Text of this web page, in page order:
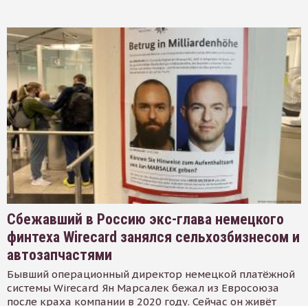
Сбежавший в Россию экс-глава немецкого
финтеха Wirecard занялся сельхозбизнесом и
автозапчастями
Бывший операционный директор немецкой платёжной
системы Wirecard Ян Марсалек бежал из Евросоюза
после краха компании в 2020 году. Сейчас он живёт